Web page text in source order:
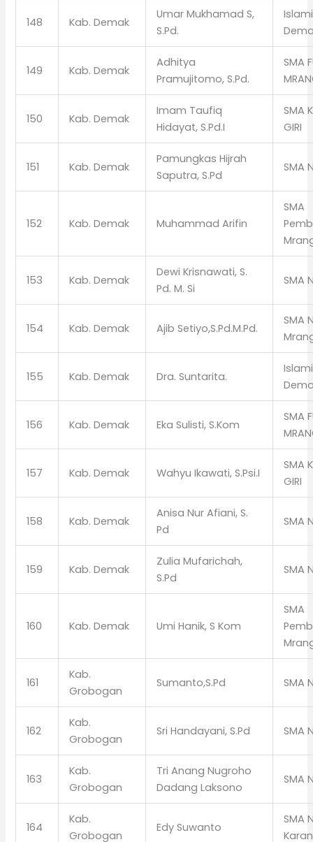
148 Kab. Demak
Umar Mukhamad S,
S.Pd.
149 Kab. Demak
Adhitya
Pramujitomo, S.Pd.
SMA
150 Kab. Demak
Imam Taufiq
Hidayat, S.Pd.I
SMA
GIRI
151 Kab. Demak
Pamungkas Hijrah
Saputra, S.Pd
SMA
152 Kab. Demak Muhammad Arifin
SMA
153 Kab. Demak
Dewi Krisnawati, S.
Pd. M. Si
SMA
154 Kab. Demak Ajib Setiyo,S.Pd.M.Pd.
SMA
155 Kab. Demak Dra. Suntarita.
156 Kab. Demak Eka Sulisti, S.Kom
SMA
157 Kab. Demak Wahyu Ikawati, S.Psi.I
SMA
GIRI
158 Kab. Demak
Anisa Nur Afiani, S.
Pd
SMA
159 Kab. Demak
Zulia Mufarichah,
S.Pd
SMA
160 Kab. Demak Umi Hanik, S Kom
SMA
161
Kab.
Grobogan
Sumanto,S.Pd SMA
162
Kab.
Grobogan
Sri Handayani, S.Pd SMA
163
Kab.
Grobogan
Tri Anang Nugroho
Dadang Laksono
SMA
164
Kab.
Grobogan
Edy Suwanto
SMA